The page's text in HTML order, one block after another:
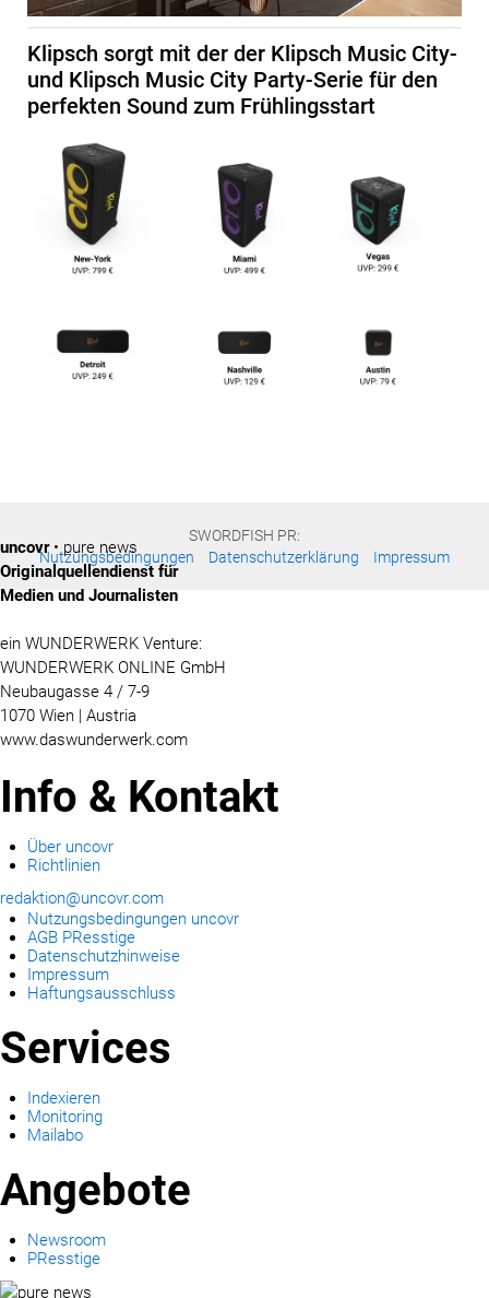
Klipsch sorgt mit der der Klipsch Music City-
und Klipsch Music City Party-Serie für den
perfekten Sound zum Frühlingsstart
SWORDFISH PR:
Nutzungsbedingungen
Datenschutzerklärung Impressum
uncovr• pure news
Originalquellendienst für
Medien und Journalisten
ein WUNDERWERK Venture:
WUNDERWERK ONLINE GmbH
Neubaugasse 4 / 7-9
1070 Wien | Austria
www.daswunderwerk.com
Info & Kontakt
Über uncovr
Richtlinien
redaktion@uncovr.com
Nutzungsbedingungen uncovr
AGB PResstige
Datenschutzhinweise
Impressum
Haftungsausschluss
Services
Indexieren
Monitoring
Mailabo
Angebote
Newsroom
PResstige